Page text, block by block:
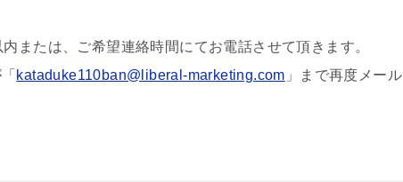
または、ご希望連絡時間にてお電話させて頂きます。
kataduke110ban@liberal-marketing.com 」まで再度メール